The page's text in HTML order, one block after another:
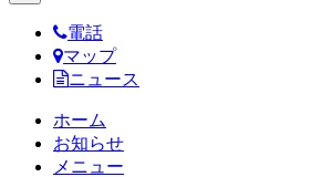
電話
マップ
ニュース
ホーム
お知らせ
メニュー